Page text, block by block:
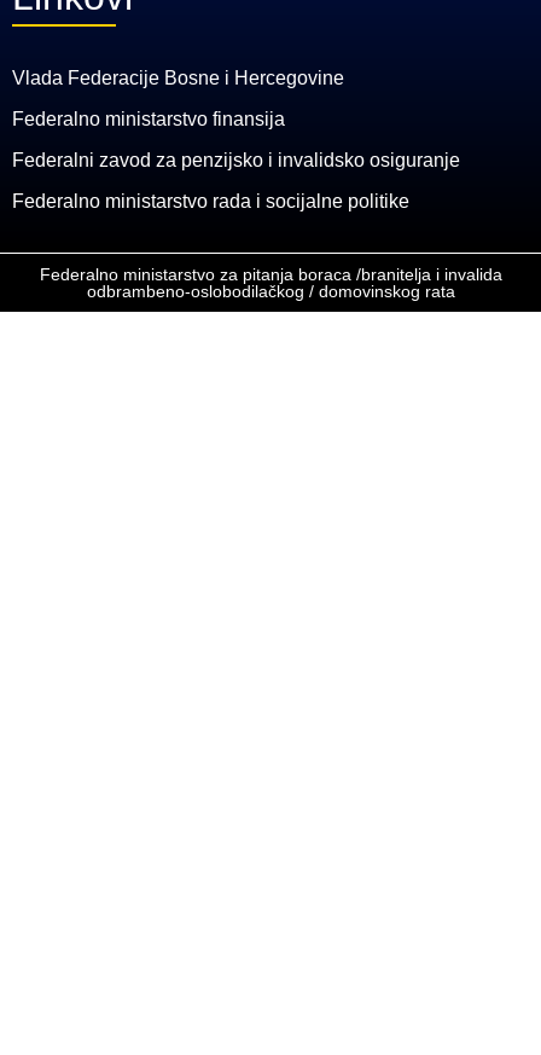
Vlada Federacije Bosne i Hercegovine
Federalno ministarstvo finansija
Federalni zavod za penzijsko i invalidsko osiguranje
Federalno ministarstvo rada i socijalne politike
Federalno ministarstvo za pitanja boraca /branitelja i invalida
odbrambeno-oslobodilačkog / domovinskog rata